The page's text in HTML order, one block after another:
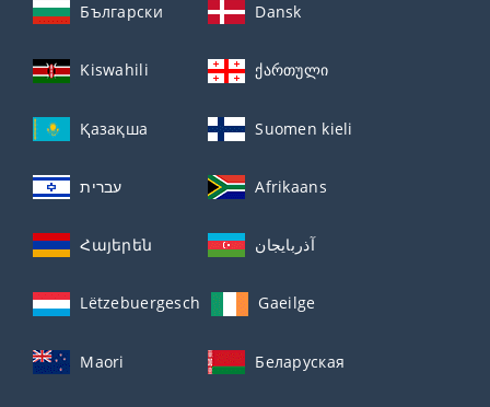
Български Dansk
Kiswahili ქართული
Қазақша Suomen kieli
עברית Afrikaans
Հայերեն آذربايجان
Lëtzebuergesch Gaeilge
Maori Беларуская